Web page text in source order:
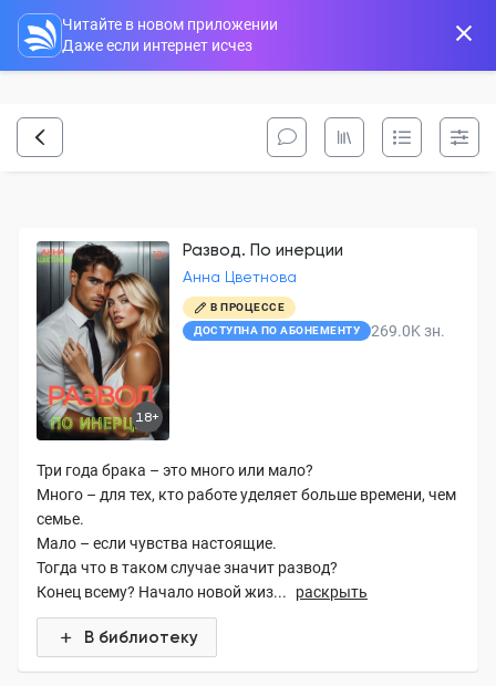
Читайте в новом приложении
Даже если интернет исчез
18+
Развод. По инерции
Анна Цветнова
В ПРОЦЕССЕ
ДОСТУПНА ПО АБОНЕМЕНТУ
269.0K зн.
Три года брака – это много или мало?
Много – для тех, кто работе уделяет больше времени, чем
семье.
Мало – если чувства настоящие.
Тогда что в таком случае значит развод?
Конец всему? Начало новой жиз...
раскрыть
В библиотеку